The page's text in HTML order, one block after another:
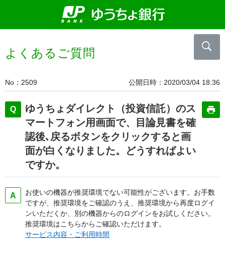
よくあるご質問
No 2509 公開日時 2020/03/04 18:36
ゆうちょダイレクト（投資信託）のス
マートフォン用画面で、目論見書を確
認後､戻るボタンをクリックすると画
面が白くなりました。どうすればよい
ですか。
お使いの機器が推奨環境でない可能性がございます。お手数
ですが、推奨環境をご確認のうえ、推奨環境から再度ログイ
ンいただくか、別の機器からのログインをお試しください。
推奨環境はこちらからご確認いただけます。
サービス内容・ご利用時間